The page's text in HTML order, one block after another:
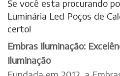
Se você esta procurando
Luminária Led Poços de
certo!
Embras Iluminação:
Iluminação